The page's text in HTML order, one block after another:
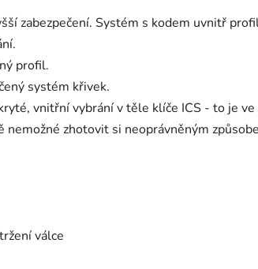
zabezpečení. Systém s kodem uvnitř
profil.
systém křivek.
vnitřní vybrání v těle klíče ICS - to je
zhotovit si neoprávněným
válce